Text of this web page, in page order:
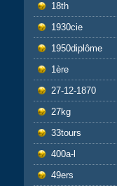
18th
1930cie
1950diplôme
1ère
27-12-1870
27kg
33tours
400a-l
49ers